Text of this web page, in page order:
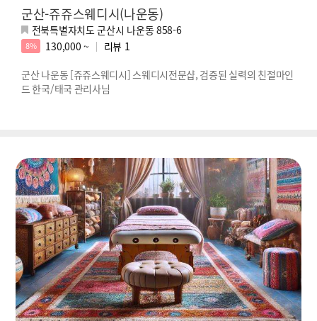
군산-쥬쥬스웨디시(나운동)
전북특별자치도 군산시 나운동 858-6
8% 130,000 ~ 리뷰 1
군산 나운동 [쥬쥬스웨디시] 스웨디시전문샵, 검증된 실력의 친절마인
드 한국/태국 관리사님